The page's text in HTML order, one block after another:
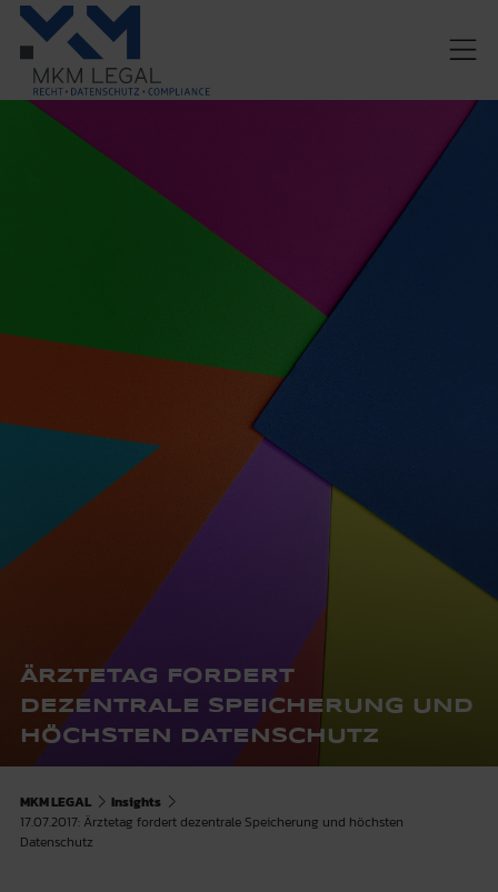
ÄRZTETAG FORDERT
DEZENTRALE SPEICHERUNG UND
HÖCHSTEN DATENSCHUTZ
MKM LEGAL
Insights
17.07.2017: Ärztetag fordert dezentrale Speicherung und höchsten
Datenschutz